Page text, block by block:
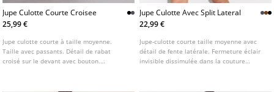
Jupe Culotte Courte Croisee
25,99 €
Jupe culotte courte à taille moyenne.
Taille avec passants. Détail de rabat
croisé sur le devant avec bouton.
Jupe Culotte Avec Split Lateral
22,99 €
Jupe-culotte courte taille moyenne avec
détail de fente latérale. Fermeture éclair
invisible dissimulée dans la couture